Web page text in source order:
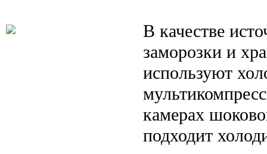
В качестве
заморозки и
используют
камерах
подходит